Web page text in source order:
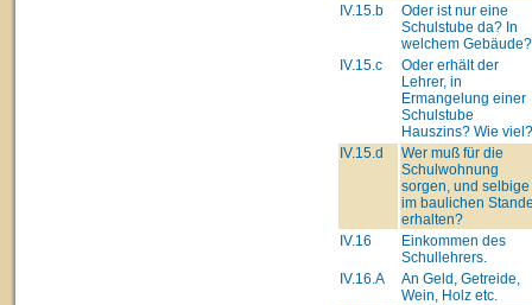
IV.15.b
Oder ist nur eine
Schulstube da? In
welchem Gebäude?
IV.15.c
Oder erhält der
Lehrer, in
Ermangelung einer
Schulstube
Hauszins? Wie viel?
IV.15.d
Wer muß für die
Schulwohnung
sorgen, und selbige
im baulichen
erhalten?
IV.16
Einkommen des
Schullehrers.
IV.16.A
An Geld, Getreide,
Wein, Holz etc.